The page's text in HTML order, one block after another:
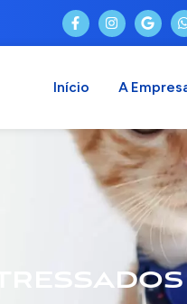
Início A